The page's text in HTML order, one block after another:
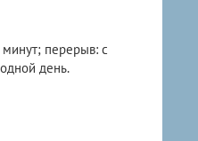
перерыв: с
день.